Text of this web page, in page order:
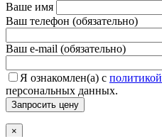
Ваше имя
Ваш телефон (обязательно)
Ваш e-mail (обязательно)
Я ознакомлен(а) с политикой
персональных данных.
Запросить цену
×